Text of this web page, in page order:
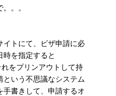
。。
イトにて、ビザ申請に必
を指定すると
をプリンアウトして持
という不思議なシステム
手書きして、申請するオ